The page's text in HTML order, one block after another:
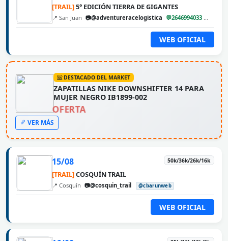
[TRAIL]5° EDICIÓN TIERRA DE GIGANTES
📍 San Juan 📷@adventureracelogistica 💬2646994033
WEB OFICIAL
DESTACADO DEL MARKET
ZAPATILLAS NIKE DOWNSHIFTER 14 PARA
MUJER NEGRO IB1899-002
OFERTA
VER MÁS
15/08 50k/36k/26k/16k
[TRAIL]COSQUÍN TRAIL
📍 Cosquín 📷@cosquin_trail @cbarunweb
WEB OFICIAL